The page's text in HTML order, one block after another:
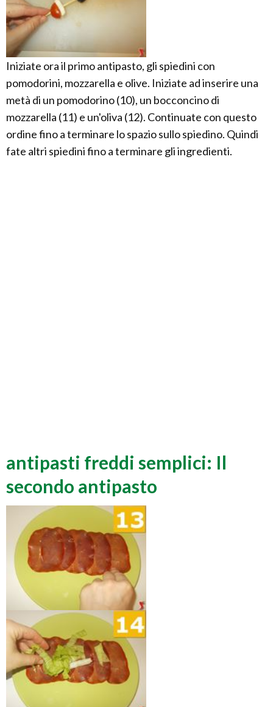
Iniziate ora il primo antipasto, gli spiedini con
pomodorini, mozzarella e olive. Iniziate ad inserire una
metà di un pomodorino (10), un bocconcino di
mozzarella (11) e un'oliva (12). Continuate con questo
ordine fino a terminare lo spazio sullo spiedino. Quindi
fate altri spiedini fino a terminare gli ingredienti.
antipasti freddi semplici: Il
secondo antipasto